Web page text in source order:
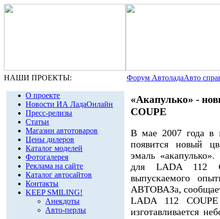
НАШИ ПРОЕКТЫ: Форум АвтоладаАвто
О проекте
Новости ИА ЛадаОнлайн
Пресс-релизы
Статьи
Магазин автотоваров
Цены дилеров
Каталог моделей
Фотогалерея
Реклама на сайте
Каталог автосайтов
Контакты
KEEP SMILING!
Анекдоты
Авто-перлы
«Акапулько» -
COUPE
В мае 2007 года
появится новый
эмаль
для LADA 112
выпускаемого
АВТОВАЗа,
LADA 112
изготавливается